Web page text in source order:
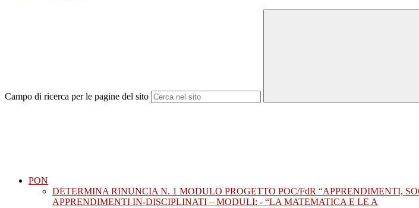
Campo di ricerca per le pagine del sito
PON
DETERMINA RINUNCIA N. 1 MODULO PROGETTO POC/FdR “APPRENDIMENTI,
APPRENDIMENTI IN-DISCIPLINATI – MODULI: - “LA MATEMATICA E LE A